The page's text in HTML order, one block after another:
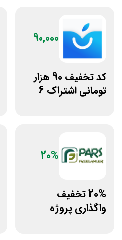
90,000
کد تخفیف 90 هزار
تومانی اشتراک 6
20%
20% تخفیف
واگذاری پروژه